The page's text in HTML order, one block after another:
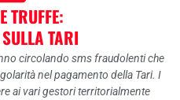
dei premi
TRUFFE:
TARI
circolando sms fraudolenti che
nel pagamento della Tari. I
ai vari gestori territorialmente